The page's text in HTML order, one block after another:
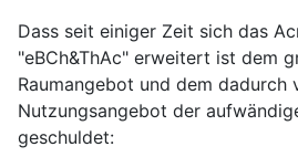
Dass seit einiger Zeit sich das
"eBCh&ThAc" erweitert ist dem
Raumangebot und dem dadurch
Nutzungsangebot der
geschuldet: